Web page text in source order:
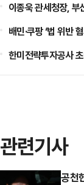
이종욱 관세청장,
배민·쿠팡 ‘법 위반
한미전략투자공사
관련기사
공천